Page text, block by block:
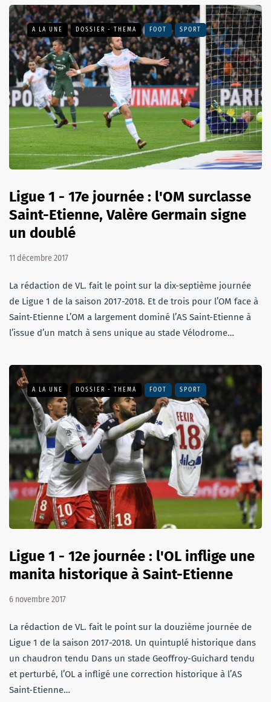
A LA UNE DOSSIER - THEMA FOOT SPORT
Ligue 1 - 17e journée : l'OM surclasse
Saint-Etienne, Valère Germain signe
un doublé
11 décembre 2017
La rédaction de VL. fait le point sur la dix-septième journée
de Ligue 1 de la saison 2017-2018. Et de trois pour l’OM face à
Saint-Etienne L’OM a largement dominé l’AS Saint-Etienne à
l’issue d’un match à sens unique au stade Vélodrome…
A LA UNE DOSSIER - THEMA FOOT SPORT
Ligue 1 - 12e journée : l'OL inflige une
manita historique à Saint-Etienne
6 novembre 2017
La rédaction de VL. fait le point sur la douzième journée de
Ligue 1 de la saison 2017-2018. Un quintuplé historique dans
un chaudron tendu Dans un stade Geoffroy-Guichard tendu
et perturbé, l’OL a infligé une correction historique à l’AS
Saint-Etienne…